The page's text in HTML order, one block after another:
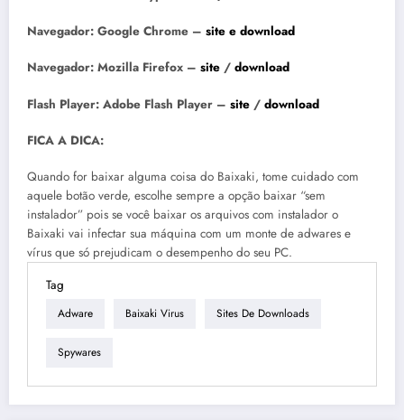
Navegador: Google Chrome – site e download
Navegador: Mozilla Firefox – site / download
Flash Player: Adobe Flash Player – site / download
FICA A DICA:
Quando for baixar alguma coisa do Baixaki, tome cuidado com
aquele botão verde, escolhe sempre a opção baixar “sem
instalador” pois se você baixar os arquivos com instalador o
Baixaki vai infectar sua máquina com um monte de adwares e
vírus que só prejudicam o desempenho do seu PC.
Tag
Adware Baixaki Virus Sites De Downloads
Spywares